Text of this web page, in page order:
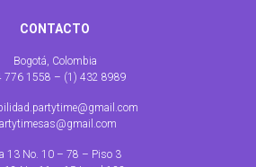
CONTACTO
Bogotá, Colombia
776 1558 – (1) 432 8989
13 No. 10 – 78 – Piso 3